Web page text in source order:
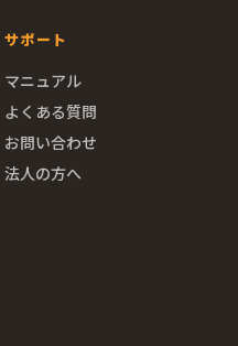
サポート
マニュアル
よくある質問
お問い合わせ
法人の方へ